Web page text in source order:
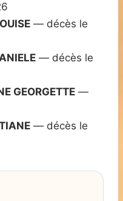
— décès le
— décès le
GEORGETTE —
— décès le